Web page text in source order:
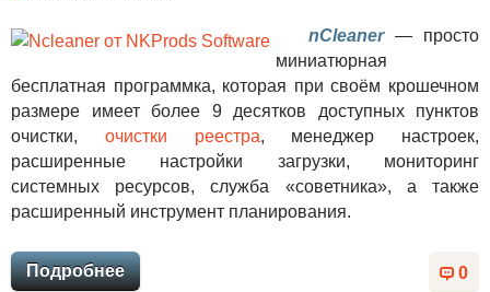
nCleaner— просто
миниатюрная
бесплатная программка, которая при своём крошечном
размере имеет более 9 десятков доступных пунктов
очистки, очистки реестра, менеджер настроек,
расширенные настройки загрузки, мониторинг
системных ресурсов, служба «советника», а также
расширенный инструмент планирования.
0
Подробнее